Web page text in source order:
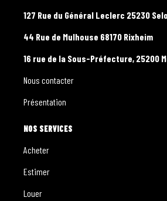
127 Rue du Général Leclerc 25230
44 Rue de Mulhouse 68170 Rixheim
16 rue de la Sous-Préfecture, 25200
Nous contacter
Présentation
NOS SERVICES
Acheter
Estimer
Louer